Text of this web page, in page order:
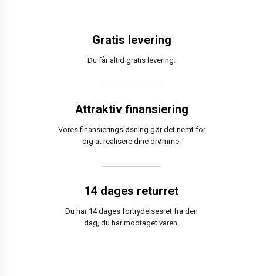
Gratis levering
Du får altid gratis levering.
Attraktiv finansiering
Vores finansieringsløsning gør det nemt for
dig at realisere dine drømme.
14 dages returret
Du har 14 dages fortrydelsesret fra den
dag, du har modtaget varen.